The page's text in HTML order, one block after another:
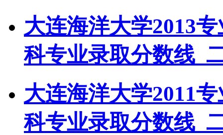
大连海洋大学2013
科专业录取分数线_
大连海洋大学2011
科专业录取分数线_